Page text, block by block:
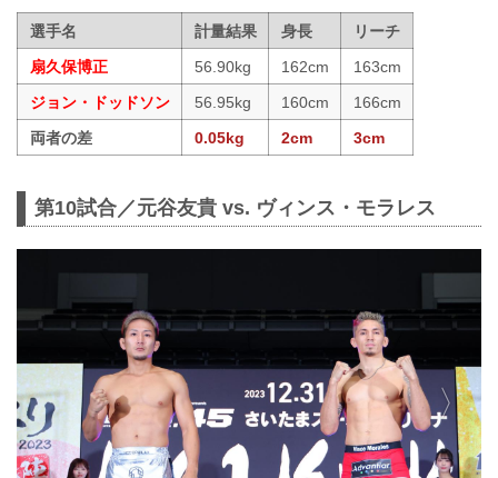
選手名 計量結果 身長
リーチ
扇久保博正
56.90kg 162cm
163cm
ジョン・ドッドソン
56.95kg 160cm
166cm
両者の差
0.05kg 2cm 3cm
第10試合／元谷友貴 vs. ヴィンス・モラレス